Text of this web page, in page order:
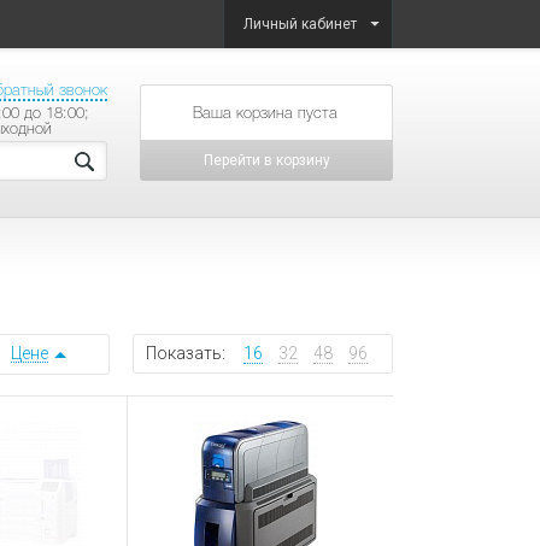
Личный кабинет
звонок
до 18:00;
товаров на сумму
Перейти в корзину
Показать: 16 32 48 96
Цене